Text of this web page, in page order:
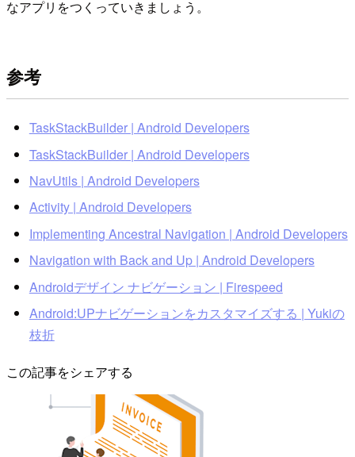
なアプリをつくっていきましょう。
参考
TaskStackBuilder | Android Developers
TaskStackBuilder | Android Developers
NavUtils | Android Developers
Activity | Android Developers
Implementing Ancestral Navigation | Android Developers
Navigation with Back and Up | Android Developers
Androidデザイン ナビゲーション | Firespeed
Android:UPナビゲーションをカスタマイズする | Yukiの
枝折
この記事をシェアする